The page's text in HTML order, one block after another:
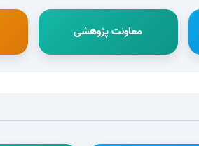
معاونت پژوهشی